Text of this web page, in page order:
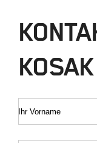
KOSAK
Ihr Vorname